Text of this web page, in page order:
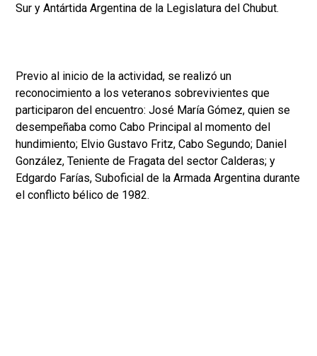
Sur y Antártida Argentina de la Legislatura del Chubut.
Previo al inicio de la actividad, se realizó un
reconocimiento a los veteranos sobrevivientes que
participaron del encuentro: José María Gómez, quien se
desempeñaba como Cabo Principal al momento del
hundimiento; Elvio Gustavo Fritz, Cabo Segundo; Daniel
González, Teniente de Fragata del sector Calderas; y
Edgardo Farías, Suboficial de la Armada Argentina durante
el conflicto bélico de 1982.